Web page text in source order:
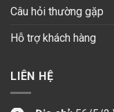
Câu hỏi thường gặp
Hỗ trợ khách hàng
LIÊN HỆ